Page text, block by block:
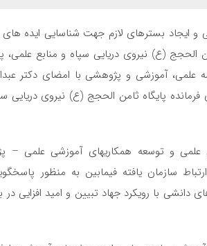
ایجاد بسترهای لازم جهت شناسایی ایده های
الحجج (ع) نیروی دریایی سپاه و منابع
علمی، آموزشی و پژوهشی با امضای دکتر
پایگاه ثامن الحجج (ع) نیروی دریایی
علمی و توسعه همکاریهای آموزشی علمی
سازمان یافته فیمابین به منظور
با رویکرد جهاد تبیین و امید افزایی در